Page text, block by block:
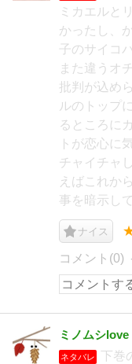
ミカエルと
かったし、
子のサイコ
また違うオ
批判が込め
ルのトップ
るところに
トが恋心に
チャイチャ
えばこれか
事を暗示し
ナイス
コメント(0)
ミノムシlove
ネタバレ
下巻